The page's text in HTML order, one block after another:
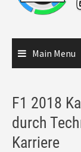
Main Menu
F1 2018
durch
Karriere